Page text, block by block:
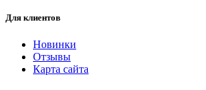
Для клиентов
Новинки
Отзывы
Карта сайта